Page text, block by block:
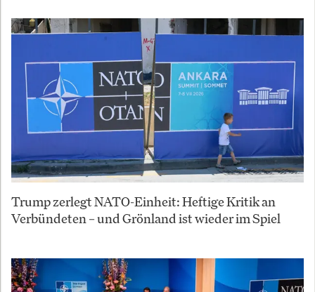
Trump zerlegt NATO-Einheit: Heftige Kritik an
Verbündeten – und Grönland ist wieder im Spiel